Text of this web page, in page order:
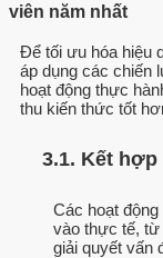
viên năm nhất
Để tối ưu hóa hiệu
áp dụng các chiến
hoạt động thực
thu kiến thức tốt
3.1. Kết
Các hoạt
vào thực tế, từ
giải quyết vấn